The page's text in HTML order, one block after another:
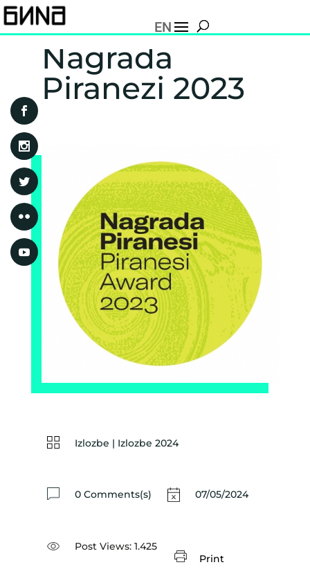
EN
Nagrada
Piranezi 2023
Izlozbe | Izlozbe 2024
0 Comments(s) 07/05/2024
Post Views: 1.425
Print